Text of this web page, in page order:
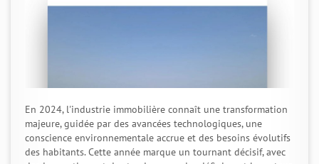
En 2024, l'industrie immobilière connaît une transformation
majeure, guidée par des avancées technologiques, une
conscience environnementale accrue et des besoins évolutifs
des habitants. Cette année marque un tournant décisif, avec